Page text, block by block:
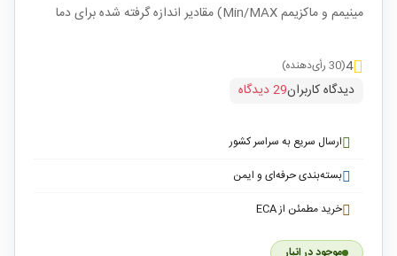
مینیمم و ماکزیمم Min/MAX) مقادیر اندازه گرفته شده برای دما
4(30 رأی‌دهنده)
دیدگاه کاربران29 دیدگاه
ارسال سریع به سراسر کشور
بسته‌بندی حرفه‌ای و ایمن
خرید مطمئن از ECA
موجود در انبار